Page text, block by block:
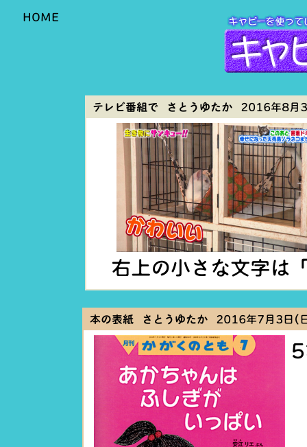
HOME
テレビ番組で さとうゆたか2016年8月
右上の小さな文字は
本の表紙 さとうゆたか 2016年7月3日(